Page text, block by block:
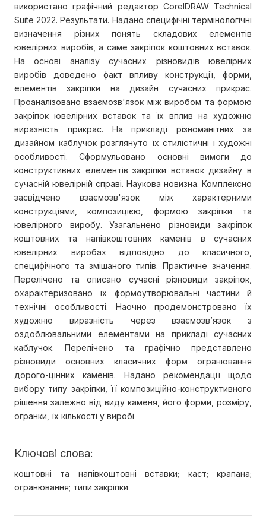
використано графічний редактор CorelDRAW Technical
Suite 2022. Результати. Надано специфічні термінологічні
визначення різних понять складових елементів
ювелірних виробів, а саме закріпок коштовних вставок.
На основі аналізу сучасних різновидів ювелірних
виробів доведено факт впливу конструкції, форми,
елементів закріпки на дизайн сучасних прикрас.
Проаналізовано взаємозв'язок між виробом та формою
закріпок ювелірних вставок та їх вплив на художню
виразність прикрас. На прикладі різноманітних за
дизайном каблучок розглянуто їх стилістичні і художні
особливості. Сформульовано основні вимоги до
конструктивних елементів закріпки вставок дизайну в
сучасній ювелірній справі. Наукова новизна. Комплексно
засвідчено взаємозв'язок між характерними
конструкціями, композицією, формою закріпки та
ювелірного виробу. Узагальнено різновиди закріпок
коштовних та напівкоштовних каменів в сучасних
ювелірних виробах відповідно до класичного,
специфічного та змішаного типів. Практичне значення.
Перелічено та описано сучасні різновиди закріпок,
охарактеризовано їх формоутворювальні частини й
технічні особливості. Наочно продемонстровано їх
художню виразність через взаємозв’язок з
оздоблювальними елементами на прикладі сучасних
каблучок. Перелічено та графічно представлено
різновиди основних класичних форм огранювання
дорого-цінних каменів. Надано рекомендації щодо
вибору типу закріпки, її композиційно-конструктивного
рішення залежно від виду каменя, його форми, розміру,
огранки, їх кількості у виробі
Ключові слова:
коштовні та напівкоштовні вставки; каст; крапана;
огранювання; типи закріпки